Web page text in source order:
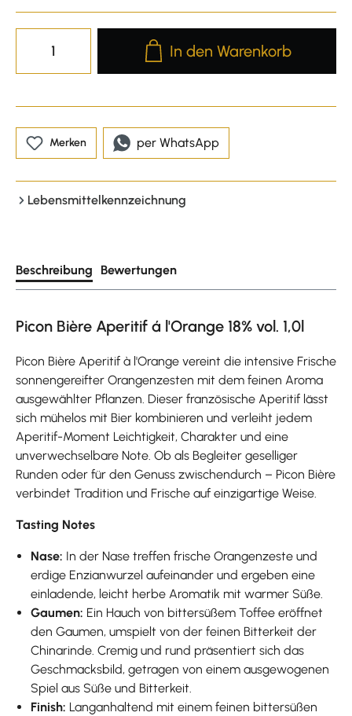
Produkt Anzahl: Gib den
In den Warenkorb
Merken per WhatsApp
Lebensmittelkennzeichnung
Beschreibung Bewertungen
Picon Bière Aperitif á l'Orange 18% vol. 1,0l
Picon Bière Aperitif à l'Orange vereint die intensive Frische
sonnengereifter Orangenzesten mit dem feinen Aroma
ausgewählter Pflanzen. Dieser französische Aperitif lässt
sich mühelos mit Bier kombinieren und verleiht jedem
Aperitif-Moment Leichtigkeit, Charakter und eine
unverwechselbare Note. Ob als Begleiter geselliger
Runden oder für den Genuss zwischendurch – Picon Bière
verbindet Tradition und Frische auf einzigartige Weise.
Tasting Notes
Nase: In der Nase treffen frische Orangenzeste und
erdige Enzianwurzel aufeinander und ergeben eine
einladende, leicht herbe Aromatik mit warmer Süße.
Gaumen: Ein Hauch von bittersüßem Toffee eröffnet
den Gaumen, umspielt von der feinen Bitterkeit der
Chinarinde. Cremig und rund präsentiert sich das
Geschmacksbild, getragen von einem ausgewogenen
Spiel aus Süße und Bitterkeit.
Finish: Langanhaltend mit einem feinen bittersüßen